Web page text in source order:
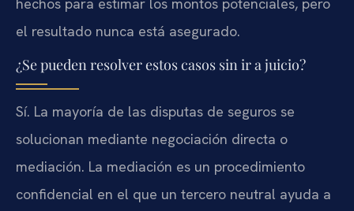
hechos para estimar los montos potenciales, pero
el resultado nunca está asegurado.
¿Se pueden resolver estos casos sin ir a juicio?
Sí. La mayoría de las disputas de seguros se
solucionan mediante negociación directa o
mediación. La mediación es un procedimiento
confidencial en el que un tercero neutral ayuda a